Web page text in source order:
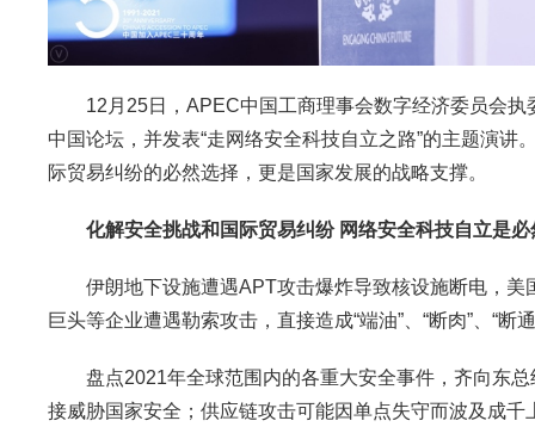
12月25日，APEC中国工商理事会数字经济委员会执
中国论坛，并发表“走网络安全科技自立之路”的主题演
际贸易纠纷的必然选择，更是国家发展的战略支撑。
化解安全挑战和国际贸易纠纷 网络安全科技自立是必
伊朗地下设施遭遇APT攻击爆炸导致核设施断电，美
巨头等企业遭遇勒索攻击，直接造成“端油”、“断肉”、“
盘点2021年全球范围内的各重大安全事件，齐向东总
接威胁国家安全；供应链攻击可能因单点失守而波及成